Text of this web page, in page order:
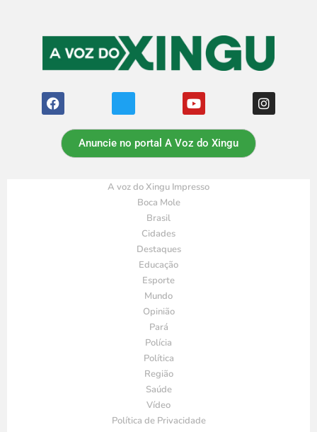
Anuncie no portal A Voz do Xingu
A voz do Xingu Impresso
Boca Mole
Brasil
Cidades
Destaques
Educação
Esporte
Mundo
Opinião
Pará
Polícia
Política
Região
Saúde
Vídeo
Política de Privacidade